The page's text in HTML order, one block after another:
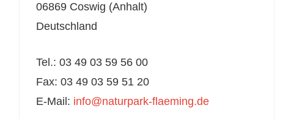
06869 Coswig (Anhalt)
Deutschland
Tel.: 03 49 03 59 56 00
Fax: 03 49 03 59 51 20
E-Mail: info@naturpark-flaeming.de